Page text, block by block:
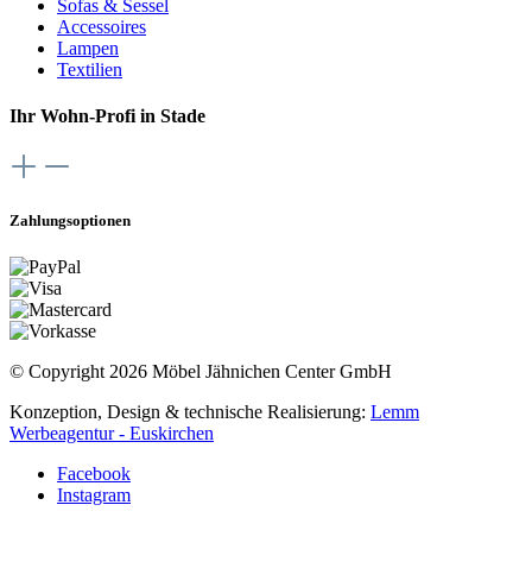
Sofas & Sessel
Accessoires
Lampen
Textilien
Ihr Wohn-Profi in Stade
Zahlungsoptionen
© Copyright 2026 Möbel Jähnichen Center GmbH
Konzeption, Design & technische Realisierung: Lemm
Werbeagentur - Euskirchen
Facebook
Instagram